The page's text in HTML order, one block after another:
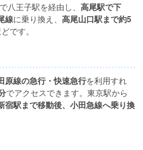
で八王子駅を経由し、 高尾駅で下
線に乗り換え、 高尾山口駅まで約5
です。
原線の急行・快速急行を利用すれ
でアクセスできます。東京駅から
宿駅まで移動後、小田急線へ乗り換